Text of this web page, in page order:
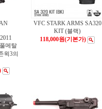
메탈
윅3의
VFC STARK ARMS SA320
KIT (블랙)
118,000원(기본가)